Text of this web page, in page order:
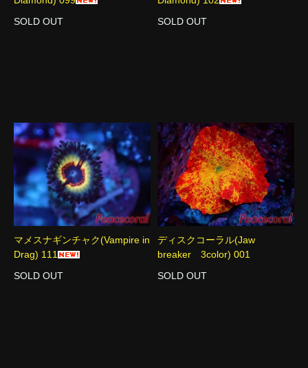
SOLD OUT
SOLD OUT
マメスナギンチャク(Vampire in
Drag) 111
SOLD OUT
ディスクコーラル(Jaw
breaker 3color) 001
SOLD OUT